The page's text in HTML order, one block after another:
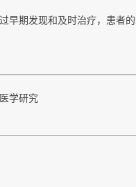
早期发现和及时治疗，患者
学研究